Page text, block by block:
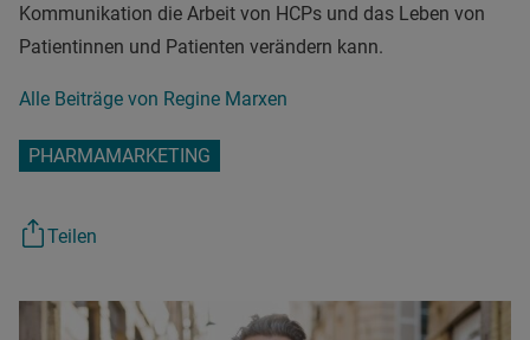
Kommunikation die Arbeit von HCPs und das Leben von
Patientinnen und Patienten verändern kann.
Alle Beiträge von Regine Marxen
PHARMAMARKETING
Teilen